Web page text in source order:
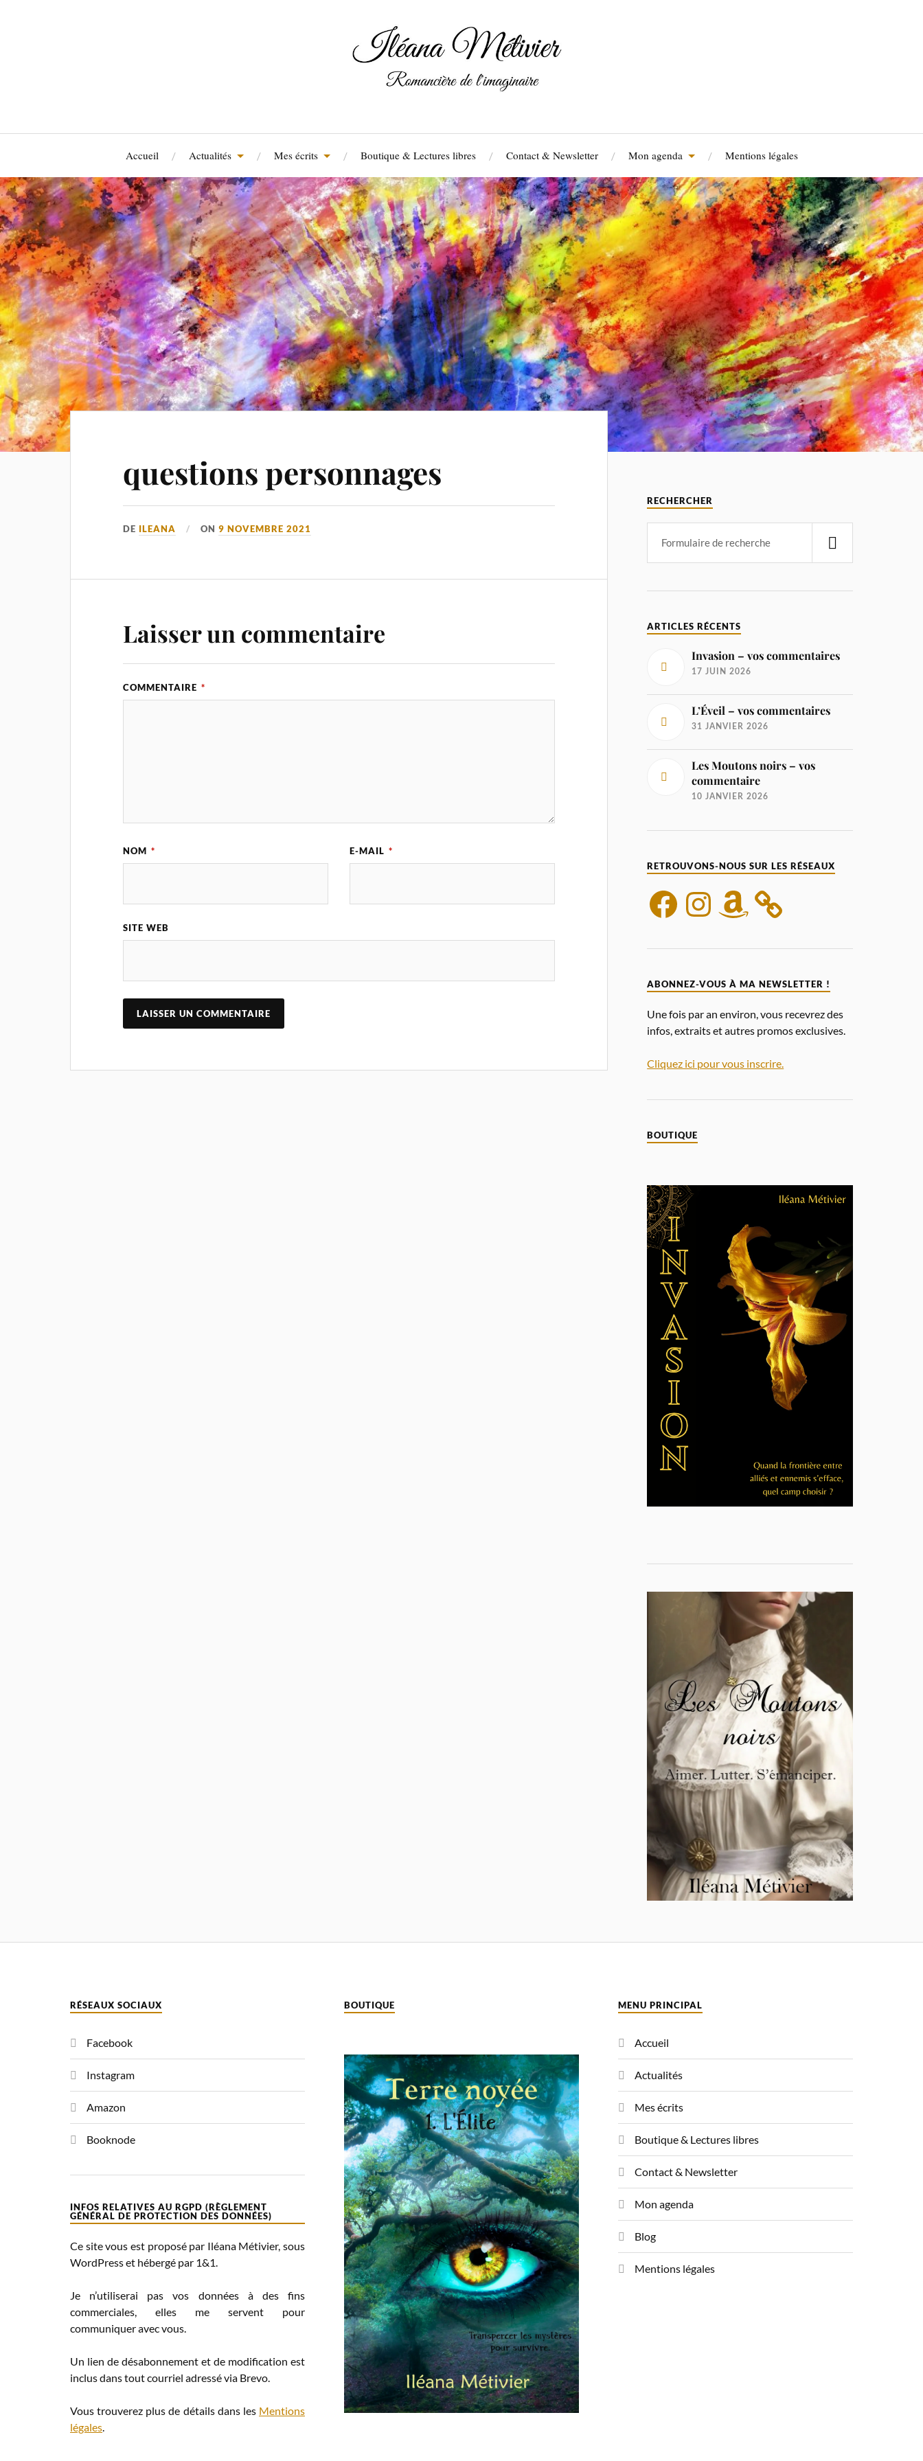
Accueil Actualités Mes écrits Boutique & Lectures libres Contact & Newsletter Mon agenda Mentions légales
questions personnages
DE ILEANA ON9 NOVEMBRE 2021
Laisser un commentaire
COMMENTAIRE *
NOM * E-MAIL *
SITE WEB
RECHERCHER
ARTICLES RÉCENTS
Invasion – vos commentaires
17 JUIN 2026
L’Éveil – vos commentaires
31 JANVIER 2026
Les Moutons noirs – vos
commentaire
10 JANVIER 2026
RETROUVONS-NOUS SUR LES RÉSEAUX
ABONNEZ-VOUS À MA NEWSLETTER !
Une fois par an environ, vous recevrez des
infos, extraits et autres promos exclusives.
Cliquez ici pour vous inscrire.
BOUTIQUE
RÉSEAUX SOCIAUX
Facebook
Instagram
Amazon
Booknode
INFOS RELATIVES AU RGPD (RÈGLEMENT
GÉNÉRAL DE PROTECTION DES DONNÉES)
Ce site vous est proposé par Iléana Métivier, sous
WordPress et hébergé par 1&1.
Je n’utiliserai pas vos données à des fins
commerciales, elles me servent pour
communiquer avec vous.
Un lien de désabonnement et de modification est
inclus dans tout courriel adressé via Brevo.
Vous trouverez plus de détails dans les Mentions
légales.
BOUTIQUE MENU PRINCIPAL
Accueil
Actualités
Mes écrits
Boutique & Lectures libres
Contact & Newsletter
Mon agenda
Blog
Mentions légales